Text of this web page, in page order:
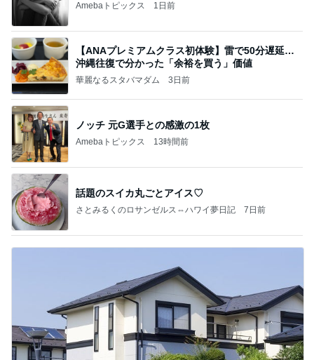
Amebaトピックス 1日前
【ANAプレミアムクラス初体験】雷で50分遅延…
沖縄往復で分かった「余裕を買う」価値
華麗なるスタバマダム 3日前
ノッチ 元G選手との感激の1枚
Amebaトピックス 13時間前
話題のスイカ丸ごとアイス♡
さとみるくのロサンゼルス⇔ハワイ夢日記 7日前